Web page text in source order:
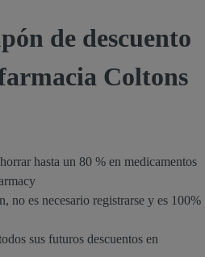
de descuento
Coltons
hasta un 80 % en medicamentos
no es necesario registrarse y es 100%
sus futuros descuentos en